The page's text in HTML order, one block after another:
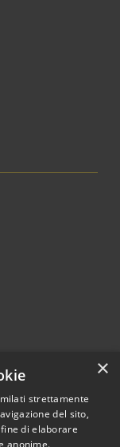
© 2026 • Comune di
• Powered by
•Accesso
×
strettamente
del sito,
di elaborare
anonime.